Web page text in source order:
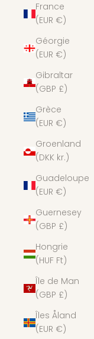
France
(EUR €)
Géorgie
(EUR €)
Gibraltar
(GBP £)
Grèce
(EUR €)
Groenland
(DKK kr.)
Guadeloupe
(EUR €)
Guernesey
(GBP £)
Hongrie
(HUF Ft)
Île de Man
(GBP £)
Îles Åland
(EUR €)